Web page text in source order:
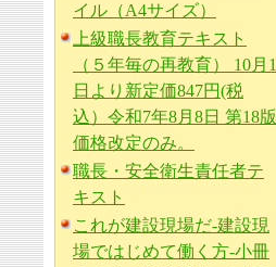
イル（A4サイズ）
上級職長教育テキスト
（５年毎の再教育） 10月1
日より新定価847円(税
込）令和7年8月8日 第18版
価格改定のみ。
職長・安全衛生責任者テ
キスト
これが建設現場だ-建設現
場ではじめて働く方-小冊